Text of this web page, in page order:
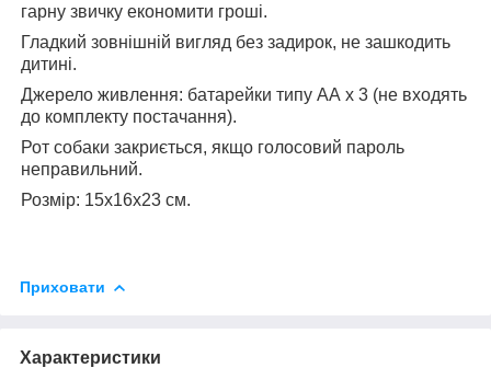
гарну звичку економити гроші.
Гладкий зовнішній вигляд без задирок, не зашкодить
дитині.
Джерело живлення: батарейки типу АА х 3 (не входять
до комплекту постачання).
Рот собаки закриється, якщо голосовий пароль
неправильний.
Розмір: 15х16х23 см.
Приховати
Характеристики